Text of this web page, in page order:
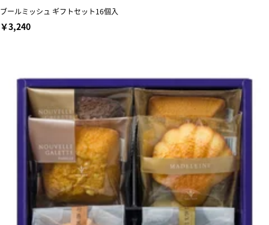
ブールミッシュ ギフトセット16個入
￥3,240